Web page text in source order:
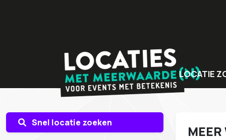
LOCATIE
Bijzondere
Unieke
Snel locatie zoeken